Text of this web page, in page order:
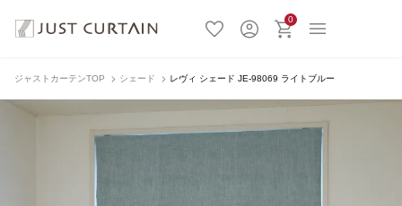
0
ジャストカーテンTOP シェード レヴィ シェード JE-98069 ライトブルー